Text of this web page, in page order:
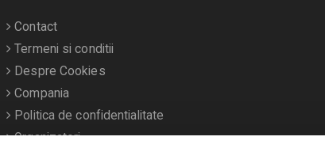
Contact
Termeni si conditii
Despre Cookies
Compania
Politica de confidentialitate
Organizatori